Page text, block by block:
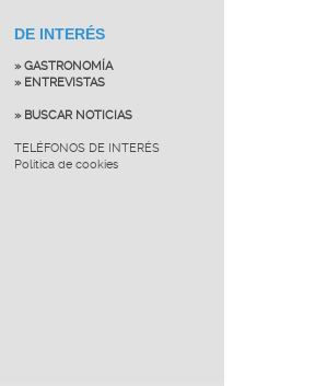
DE INTERÉS
» GASTRONOMÍA
» ENTREVISTAS
» BUSCAR NOTICIAS
TELÉFONOS DE INTERÉS
Política de cookies